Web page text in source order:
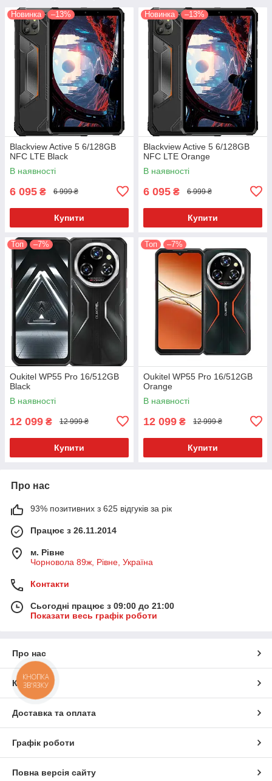
Новинка –13%
Blackview Active 5 6/128GB
NFC LTE Black
В наявності
6 095 ₴ 6 999 ₴
Купити
Новинка –13%
Blackview Active 5 6/128GB
NFC LTE Orange
В наявності
6 095 ₴ 6 999 ₴
Купити
Топ –7%
Oukitel WP55 Pro 16/512GB
Black
В наявності
12 099 ₴ 12 999 ₴
Купити
Топ –7%
Oukitel WP55 Pro 16/512GB
Orange
В наявності
12 099 ₴ 12 999 ₴
Купити
Про нас
93% позитивних з 625 відгуків за рік
Працює з 26.11.2014
м. Рівне
Чорновола 89ж, Рівне, Україна
Контакти
Сьогодні працює з 09:00 до 21:00
Показати весь графік роботи
Про нас
Контакти
Доставка та оплата
Графік роботи
Повна версія сайту
КНОПКА
ЗВ'ЯЗКУ